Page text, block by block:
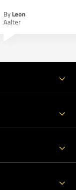
By Leon
Aalter